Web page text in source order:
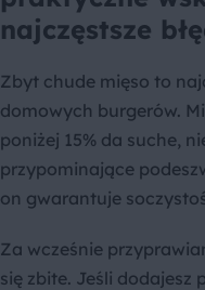
najczęstsze
Zbyt chude mięso to
domowych burgerów.
poniżej 15% da suche,
przypominające
on gwarantuje
Za wcześnie
się zbite. Jeśli dodajesz